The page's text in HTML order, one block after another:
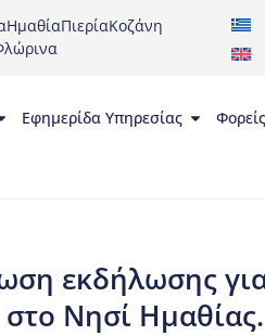
ΗμαθίαΠιερίαΚοζάνη
Εφημερίδα Υπηρεσίας
εκδήλωσης
στο Νησί Ημαθίας.